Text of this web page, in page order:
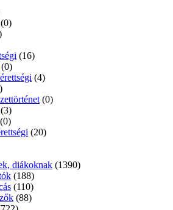
(0)
(16)
(0)
(4)
(0)
(3)
(0)
(20)
diákoknak (1390)
(188)
(110)
(88)